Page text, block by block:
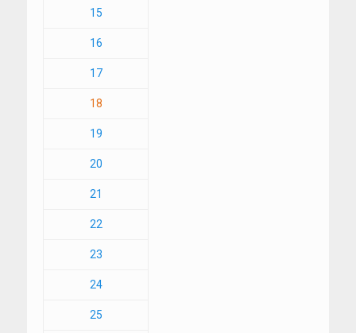
15
16
17
18
19
20
21
22
23
24
25